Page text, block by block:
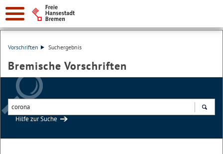
Vorschriften Suchergebnis
Bremische Vorschriften
Hilfe zur Suche